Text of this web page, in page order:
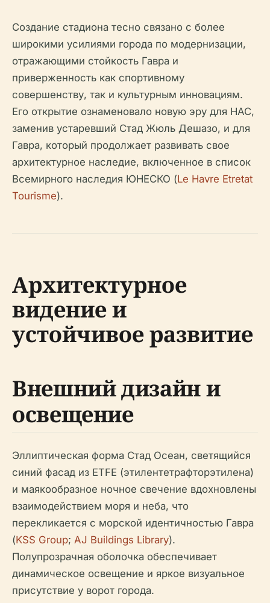
Создание стадиона тесно связано с более
широкими усилиями города по модернизации,
отражающими стойкость Гавра и
приверженность как спортивному
совершенству, так и культурным инновациям.
Его открытие ознаменовало новую эру для HAC,
заменив устаревший Стад Жюль Дешазо, и для
Гавра, который продолжает развивать свое
архитектурное наследие, включенное в список
Всемирного наследия ЮНЕСКО (Le Havre Etretat
Tourisme).
Архитектурное
видение и
устойчивое развитие
Внешний дизайн и
освещение
Эллиптическая форма Стад Осеан, светящийся
синий фасад из ETFE (этилентетрафторэтилена)
и маякообразное ночное свечение вдохновлены
взаимодействием моря и неба, что
перекликается с морской идентичностью Гавра
(KSS Group; AJ Buildings Library).
Полупрозрачная оболочка обеспечивает
динамическое освещение и яркое визуальное
присутствие у ворот города.